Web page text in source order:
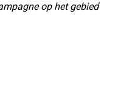
op het gebied